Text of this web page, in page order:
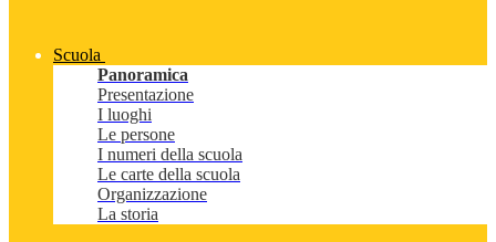
Scuola
Panoramica
Presentazione
I luoghi
Le persone
I numeri della scuola
Le carte della scuola
Organizzazione
La storia